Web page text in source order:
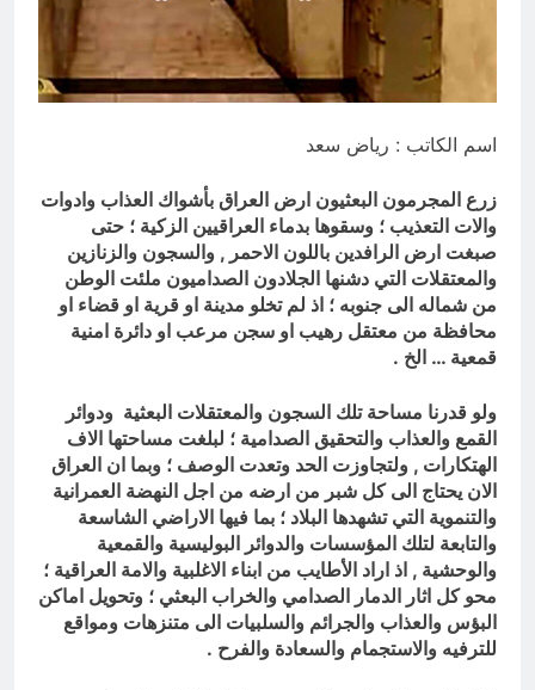
المنبر بين قدسية الرسالة ومخاطر
التطفل
17 ساعة Ago
اسم الكاتب : رياض سعد
زرع المجرمون البعثيون ارض العراق بأشواك العذاب وادوات
والات التعذيب ؛ وسقوها بدماء العراقيين الزكية ؛ حتى
صبغت ارض الرافدين باللون الاحمر , والسجون والزنازين
والمعتقلات التي دشنها الجلادون الصداميون ملئت الوطن
من شماله الى جنوبه ؛ اذ لم تخلو مدينة او قرية او قضاء او
محافظة من معتقل رهيب او سجن مرعب او دائرة امنية
قمعية … الخ .
ولو قدرنا مساحة تلك السجون والمعتقلات البعثية ودوائر
القمع والعذاب والتحقيق الصدامية ؛ لبلغت مساحتها الاف
الهتكارات , ولتجاوزت الحد وتعدت الوصف ؛ وبما ان العراق
الان يحتاج الى كل شبر من ارضه من اجل النهضة العمرانية
والتنموية التي تشهدها البلاد ؛ بما فيها الاراضي الشاسعة
والتابعة لتلك المؤسسات والدوائر البوليسية والقمعية
والوحشية , اذ اراد الأطايب من ابناء الاغلبية والامة العراقية ؛
محو كل اثار الدمار الصدامي والخراب البعثي ؛ وتحويل اماكن
البؤس والعذاب والجرائم والسلبيات الى متنزهات ومواقع
للترفيه والاستجمام والسعادة والفرح .